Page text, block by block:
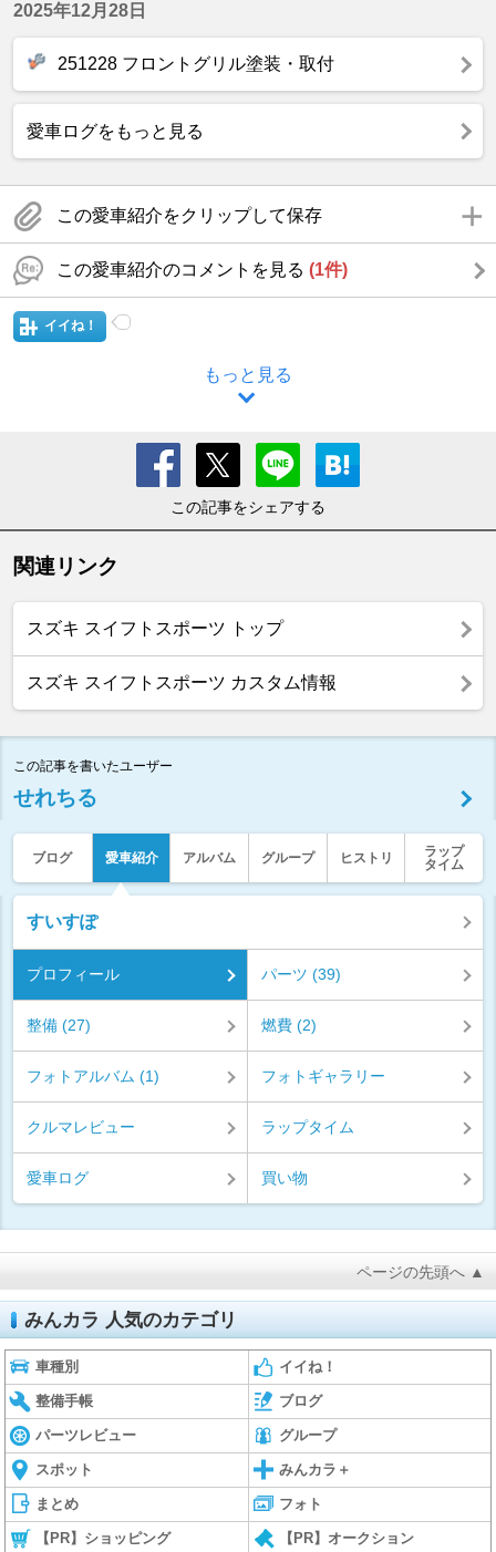
2025年12月28日
251228 フロントグリル塗装・取付
愛車ログをもっと見る
この愛車紹介をクリップして保存
この愛車紹介のコメントを見る (1件)
イイね！
もっと見る
この記事をシェアする
関連リンク
スズキ スイフトスポーツ トップ
スズキ スイフトスポーツ カスタム情報
この記事を書いたユーザー
せれちる
ブログ 愛車紹介 アルバム グループ ヒストリ
ラップ
タイム
すいすぽ
プロフィール パーツ (39)
整備 (27) 燃費 (2)
フォトアルバム (1) フォトギャラリー
クルマレビュー ラップタイム
愛車ログ 買い物
ページの先頭へ ▲
みんカラ 人気のカテゴリ
車種別 イイね！
整備手帳 ブログ
パーツレビュー グループ
スポット みんカラ＋
まとめ フォト
【PR】ショッピング 【PR】オークション